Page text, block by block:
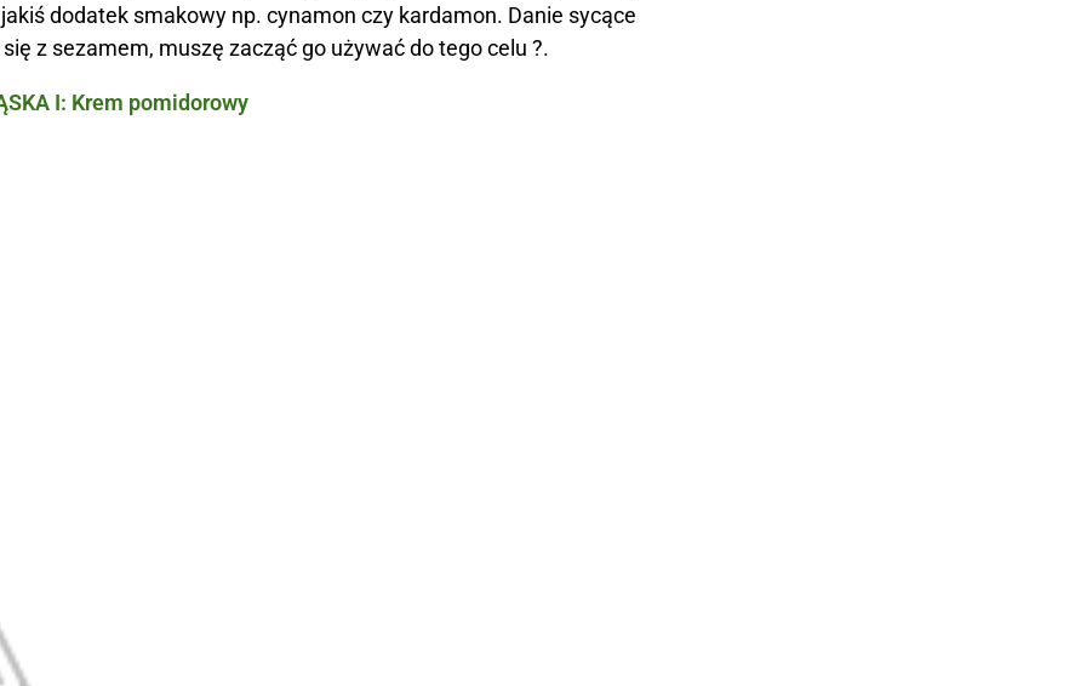
dodatek smakowy np. cynamon czy kardamon. Danie sycące
z sezamem, muszę zacząć go używać do tego celu ?.
I: Krem pomidorowy